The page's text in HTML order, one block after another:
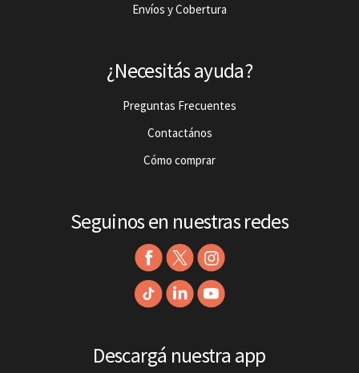
Envíos y Cobertura
¿Necesitás ayuda?
Preguntas Frecuentes
Contactános
Cómo comprar
Seguinos en nuestras redes
Descargá nuestra app